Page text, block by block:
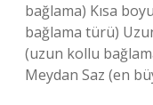
bağlama) Kısa
bağlama türü)
(uzun kollu
Meydan Saz (en